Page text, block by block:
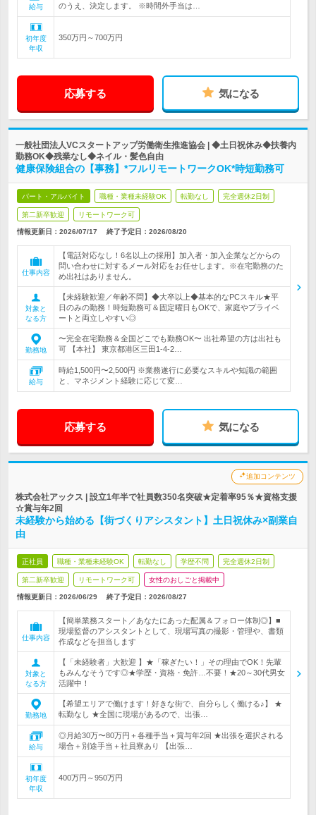
給与
のうえ、決定します。 ※時間外手当は…
初年度
年収
350万円～700万円
応募する 気になる
一般社団法人VCスタートアップ労働衛生推進協会 | ◆土日祝休み◆扶養内
勤務OK◆残業なし◆ネイル・髪色自由
健康保険組合の【事務】*フルリモートワークOK*時短勤務可
パート・アルバイト 職種・業種未経験OK 転勤なし 完全週休2日制
第二新卒歓迎 リモートワーク可
情報更新日：2026/07/17 終了予定日：2026/08/20
仕事内容
【電話対応なし！6名以上の採用】加入者・加入企業などからの
問い合わせに対するメール対応をお任せします。※在宅勤務のた
め出社はありません。
対象と
なる方
【未経験歓迎／年齢不問】◆大卒以上◆基本的なPCスキル★平
日のみの勤務！時短勤務可＆固定曜日もOKで、家庭やプライベ
ートと両立しやすい◎
勤務地
〜完全在宅勤務＆全国どこでも勤務OK〜 出社希望の方は出社も
可 【本社】 東京都港区三田1-4-2…
給与
時給1,500円〜2,500円 ※業務遂行に必要なスキルや知識の範囲
と、マネジメント経験に応じて変…
応募する 気になる
追加コンテンツ
株式会社アックス | 設立1年半で社員数350名突破★定着率95％★資格支援
☆賞与年2回
未経験から始める【街づくりアシスタント】土日祝休み×副業自
由
正社員 職種・業種未経験OK 転勤なし 学歴不問 完全週休2日制
第二新卒歓迎 リモートワーク可 女性のおしごと掲載中
情報更新日：2026/06/29 終了予定日：2026/08/27
仕事内容
【簡単業務スタート／あなたにあった配属＆フォロー体制◎】■
現場監督のアシスタントとして、現場写真の撮影・管理や、書類
作成などを担当します
対象と
なる方
【「未経験者」大歓迎 】★「稼ぎたい！」その理由でOK！先輩
もみんなそうです◎★学歴・資格・免許…不要！★20～30代男女
活躍中！
勤務地
【希望エリアで働けます！好きな街で、自分らしく働ける♪】 ★
転勤なし ★全国に現場があるので、出張…
給与
◎月給30万〜80万円＋各種手当＋賞与年2回 ★出張を選択される
場合＋別途手当＋社員寮あり 【出張…
初年度
年収
400万円～950万円